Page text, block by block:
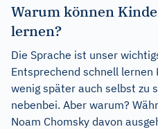
Warum können
lernen?
Die Sprache ist unser
Entsprechend schnell lernen
wenig später auch selbst zu
nebenbei. Aber warum?
Noam Chomsky davon